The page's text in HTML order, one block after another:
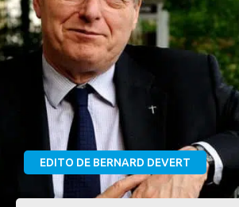
EDITO DE BERNARD DEVERT